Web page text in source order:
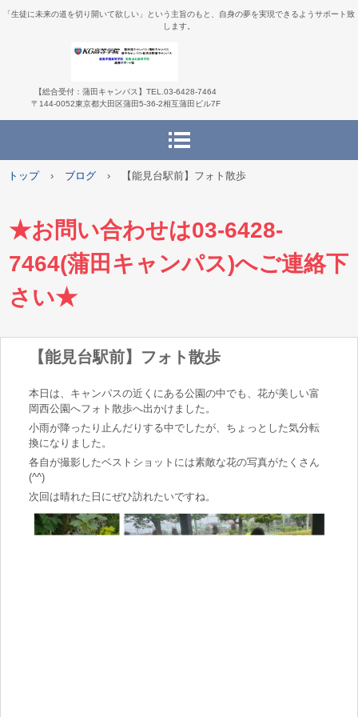
「生徒に未来の道を切り開いて欲しい」という主旨のもと、自身の夢を実現できるようサポート致
します。
【総合受付：蒲田キャンパス】TEL.03-6428-7464
〒144-0052東京都大田区蒲田5-36-2相互蒲田ビル7F
トップ › ブログ › 【能見台駅前】フォト散歩
★お問い合わせは03-6428-
7464(蒲田キャンパス)へご連絡下
さい★
【能見台駅前】フォト散歩
本日は、キャンパスの近くにある公園の中でも、花が美しい富
岡西公園へフォト散歩へ出かけました。
小雨が降ったり止んだりする中でしたが、ちょっとした気分転
換になりました。
各自が撮影したベストショットには素敵な花の写真がたくさん
(^^)
次回は晴れた日にぜひ訪れたいですね。